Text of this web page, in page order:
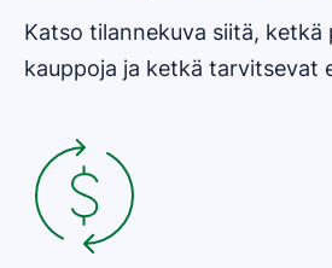
Katso tilannekuva siitä,
kauppoja ja ketkä tarvitsevat